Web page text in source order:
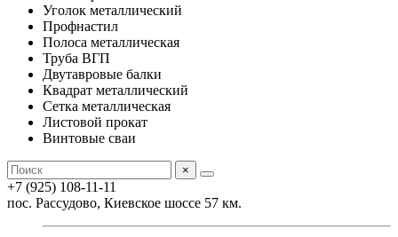
Уголок металлический
Профнастил
Полоса металлическая
Труба ВГП
Двутавровые балки
Квадрат металлический
Сетка металлическая
Листовой прокат
Винтовые сваи
×
+7 (925) 108-11-11
пос. Рассудово, Киевское шоссе 57 км.